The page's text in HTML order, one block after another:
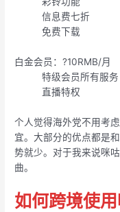
信息费七折
免费下载
白金会员：?10RMB/月
特级会员所有服务
直播特权
个人觉得海外党不用考
宜。大部分的优点都是
势就少。对于我来说咪
曲。
如何跨境使用